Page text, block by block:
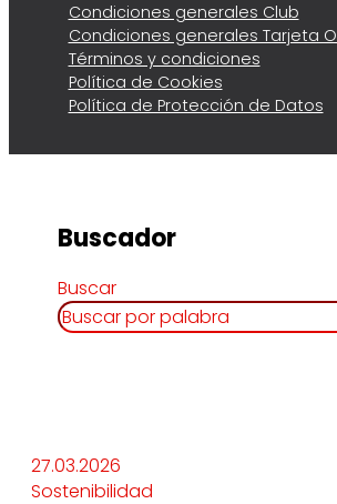
Condiciones generales Club
Condiciones generales Tarjeta
Términos y condiciones
Política de Cookies
Política de Protección de Datos
Buscador
Buscar
27.03.2026
Sostenibilidad